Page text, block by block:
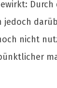
nicht